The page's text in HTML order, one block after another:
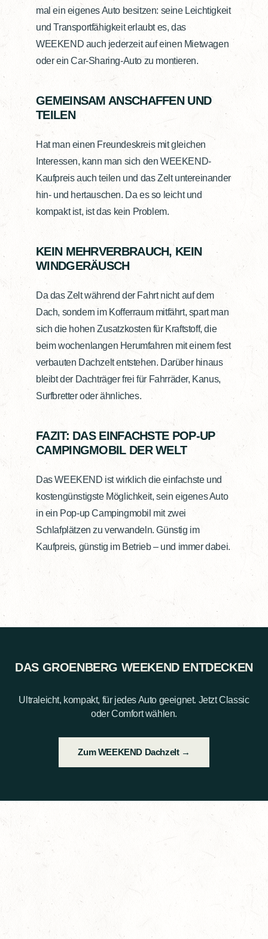
mal ein eigenes Auto besitzen: seine Leichtigkeit
und Transportfähigkeit erlaubt es, das
WEEKEND auch jederzeit auf einen Mietwagen
oder ein Car-Sharing-Auto zu montieren.
GEMEINSAM ANSCHAFFEN UND
TEILEN
Hat man einen Freundeskreis mit gleichen
Interessen, kann man sich den WEEKEND-
Kaufpreis auch teilen und das Zelt untereinander
hin- und hertauschen. Da es so leicht und
kompakt ist, ist das kein Problem.
KEIN MEHRVERBRAUCH, KEIN
WINDGERÄUSCH
Da das Zelt während der Fahrt nicht auf dem
Dach, sondern im Kofferraum mitfährt, spart man
sich die hohen Zusatzkosten für Kraftstoff, die
beim wochenlangen Herumfahren mit einem fest
verbauten Dachzelt entstehen. Darüber hinaus
bleibt der Dachträger frei für Fahrräder, Kanus,
Surfbretter oder ähnliches.
FAZIT: DAS EINFACHSTE POP-UP
CAMPINGMOBIL DER WELT
Das WEEKEND ist wirklich die einfachste und
kostengünstigste Möglichkeit, sein eigenes Auto
in ein Pop-up Campingmobil mit zwei
Schlafplätzen zu verwandeln. Günstig im
Kaufpreis, günstig im Betrieb – und immer dabei.
DAS GROENBERG WEEKEND ENTDECKEN
Ultraleicht, kompakt, für jedes Auto geeignet. Jetzt Classic
oder Comfort wählen.
Zum WEEKEND Dachzelt →